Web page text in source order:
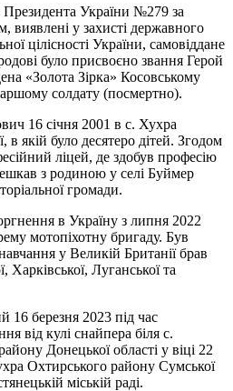
України №279 за
виявлені у захисті державного
цілісності України, самовіддане
було присвоєно звання Герой
«Золота Зірка» Косовському
солдату (посмертно).
16 січня 2001 в с. Хухра
в якій було десятеро дітей. Згодом
ліцей, де здобув професію
з родиною у селі Буймер
громади.
в Україну з липня 2022
мотопіхотну бригаду. Був
у Великій Британії брав
Харківської, Луганської та
16 березня 2023 під час
від кулі снайпера біля с.
Донецької області у віці 22
Охтирського району Сумської
міській раді.